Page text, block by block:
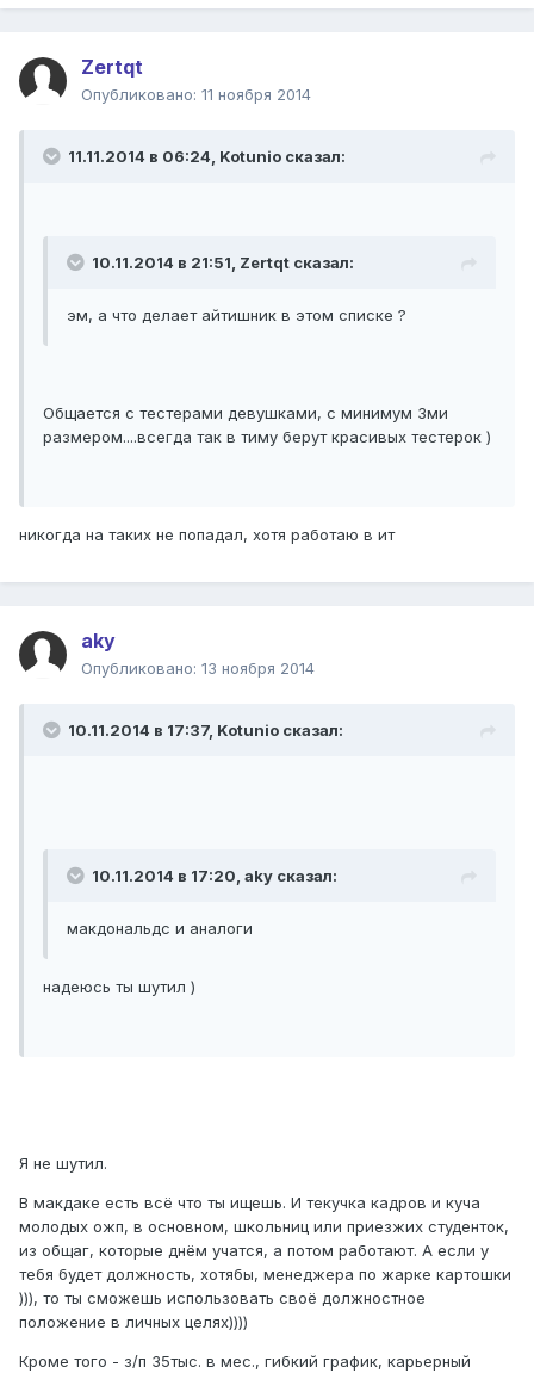
Zertqt
Опубликовано: 11 ноября 2014
11.11.2014 в 06:24, Kotunio сказал:
10.11.2014 в 21:51, Zertqt сказал:
эм, а что делает айтишник в этом списке ?
Общается с тестерами девушками, с минимум 3ми
размером....всегда так в тиму берут красивых тестерок )
никогда на таких не попадал, хотя работаю в ит
aky
Опубликовано: 13 ноября 2014
10.11.2014 в 17:37, Kotunio сказал:
10.11.2014 в 17:20, aky сказал:
макдональдс и аналоги
надеюсь ты шутил )
Я не шутил.
В макдаке есть всё что ты ищешь. И текучка кадров и куча
молодых ожп, в основном, школьниц или приезжих студенток,
из общаг, которые днём учатся, а потом работают. А если у
тебя будет должность, хотябы, менеджера по жарке картошки
))), то ты сможешь использовать своё должностное
положение в личных целях))))
Кроме того - з/п 35тыс. в мес., гибкий график, карьерный